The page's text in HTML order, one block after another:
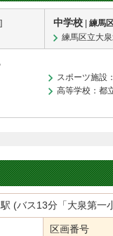
]
中学校
練馬
練馬区立大
スポーツ施設
高等学校：都
(バス13分「大泉第一
区画番号